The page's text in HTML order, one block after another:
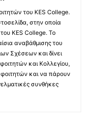
του KES College.
στην οποία
KES College. Το
αναβάθμισης του
Σχέσεων και δίνει
και Κολλεγίου,
και να πάρουν
συνθήκες